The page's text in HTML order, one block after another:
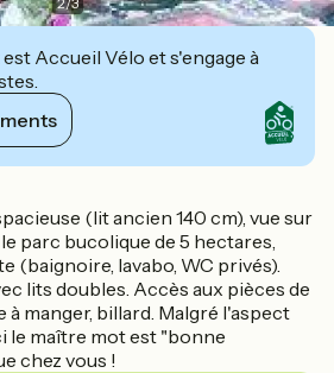
Accueil Vélo et s'engage à
(lit ancien 140 cm), vue sur
parc bucolique de 5 hectares,
(baignoire, lavabo, WC privés).
lits doubles. Accès aux pièces de
à manger, billard. Malgré l'aspect
le maître mot est "bonne
chez vous !